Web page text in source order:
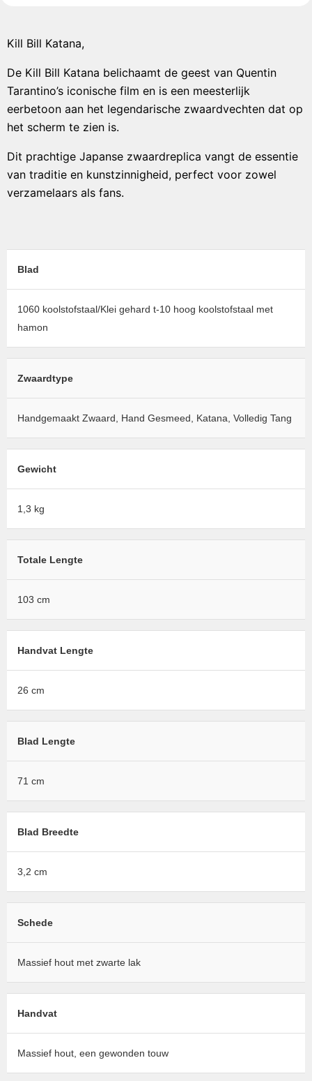
Kill Bill Katana,
De Kill Bill Katana belichaamt de geest van Quentin
Tarantino’s iconische film en is een meesterlijk
eerbetoon aan het legendarische zwaardvechten dat op
het scherm te zien is.
Dit prachtige Japanse zwaardreplica vangt de essentie
van traditie en kunstzinnigheid, perfect voor zowel
verzamelaars als fans.
Blad
1060 koolstofstaal/Klei gehard t-10 hoog koolstofstaal met
hamon
Zwaardtype
Handgemaakt Zwaard, Hand Gesmeed, Katana, Volledig Tang
Gewicht
1,3 kg
Totale Lengte
103 cm
Handvat Lengte
26 cm
Blad Lengte
71 cm
Blad Breedte
3,2 cm
Schede
Massief hout met zwarte lak
Handvat
Massief hout, een gewonden touw